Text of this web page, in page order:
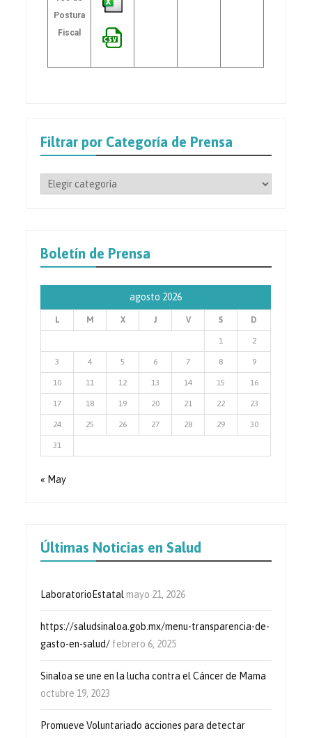
Postura
Fiscal
Filtrar por Categoría de Prensa
Boletín de Prensa
agosto 2026
L M X J V S D
1 2
3 4 5 6 7 8 9
10 11 12 13 14 15 16
17 18 19 20 21 22 23
24 25 26 27 28 29 30
31
« May
Últimas Noticias en Salud
LaboratorioEstatal mayo 21, 2026
https://saludsinaloa.gob.mx/menu-transparencia-de-
gasto-en-salud/ febrero 6, 2025
Sinaloa se une en la lucha contra el Cáncer de Mama
octubre 19, 2023
Promueve Voluntariado acciones para detectar